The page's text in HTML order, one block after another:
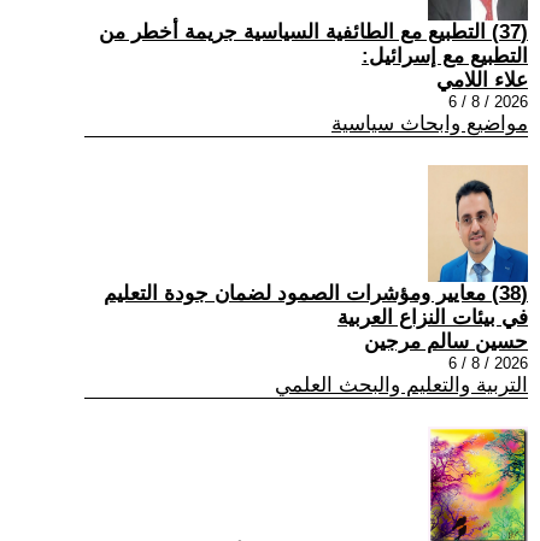
(37) التطبيع مع الطائفية السياسية جريمة أخطر من
التطبيع مع إسرائيل:
علاء اللامي
2026 / 8 / 6
مواضيع وابحاث سياسية
(38) معايير ومؤشرات الصمود لضمان جودة التعليم
في بيئات النزاع العربية
حسين سالم مرجين
2026 / 8 / 6
التربية والتعليم والبحث العلمي